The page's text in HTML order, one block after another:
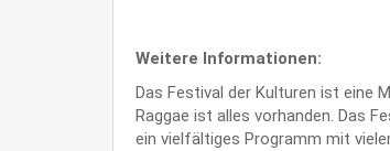
Weitere Informationen:
Das Festival der Kulturen ist eine
Raggae ist alles vorhanden. Das
ein vielfältiges Programm mit